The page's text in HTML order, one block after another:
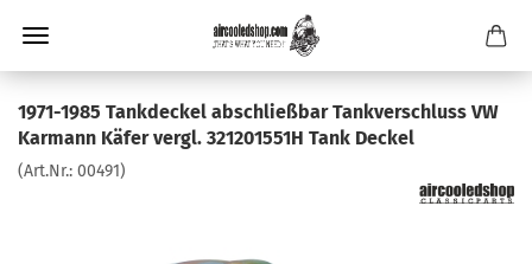
1971-1985 Tankdeckel abschließbar Tankverschluss VW
Karmann Käfer vergl. 321201551H Tank Deckel
(Art.Nr.: 00491)